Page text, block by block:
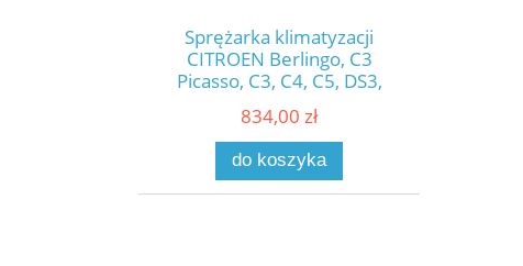
Sprężarka klimatyzacji
CITROEN Berlingo, C3
Picasso, C3, C4, C5, DS3,
508, 2008, 5008, Partner,
nowy kompresor zamiennik
SANDEN SD6C12, nowe
sprężarki klimatyzacji
834,00 zł
do koszyka